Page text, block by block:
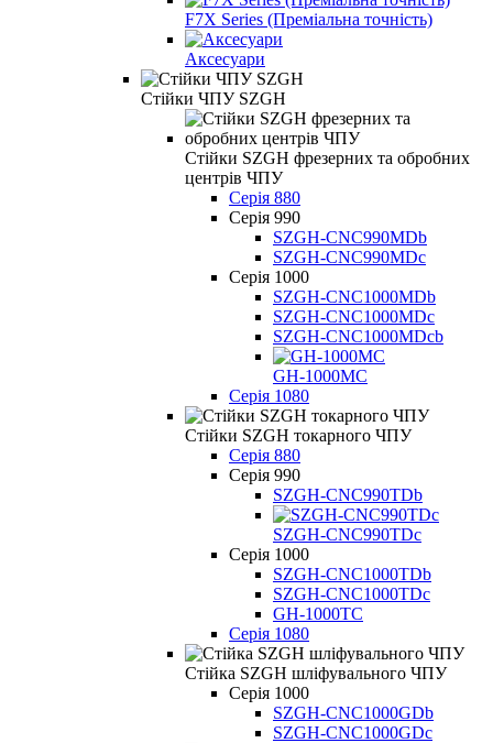
F7X Series (Преміальна точність)
Аксесуари
Стійки ЧПУ SZGH
Стійки SZGH фрезерних та обробних
центрів ЧПУ
Серія 880
Серія 990
SZGH-CNC990MDb
SZGH-CNC990MDc
Серія 1000
SZGH-CNC1000MDb
SZGH-CNC1000MDc
SZGH-CNC1000MDcb
GH-1000MC
Серія 1080
Стійки SZGH токарного ЧПУ
Серія 880
Серія 990
SZGH-CNC990TDb
SZGH-CNC990TDc
Серія 1000
SZGH-CNC1000TDb
SZGH-CNC1000TDc
GH-1000TC
Серія 1080
Стійка SZGH шліфувального ЧПУ
Серія 1000
SZGH-CNC1000GDb
SZGH-CNC1000GDc